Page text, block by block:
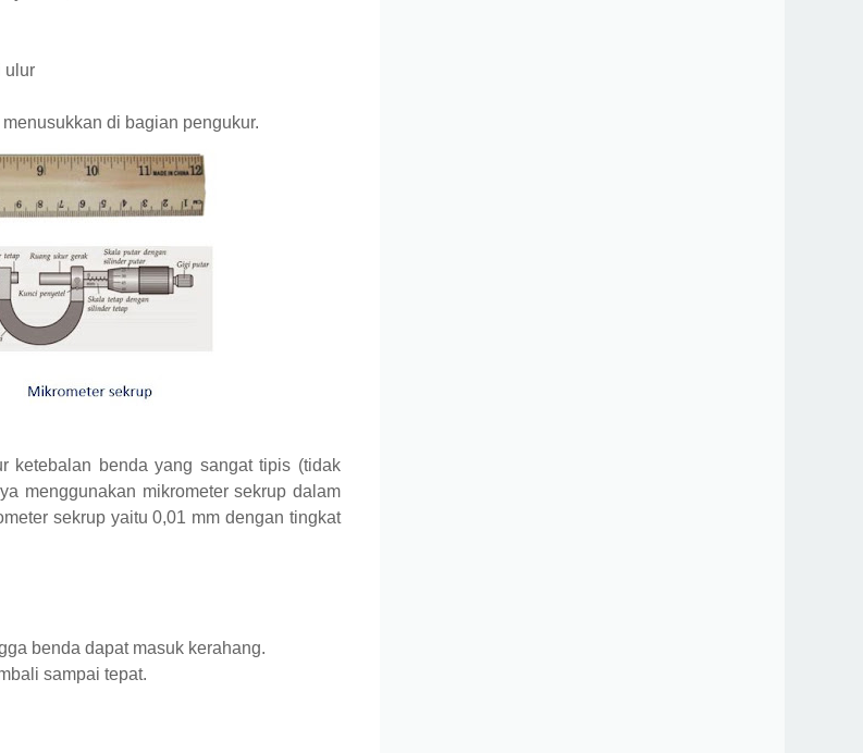
ulur
di bagian pengukur.
ketebalan benda yang sangat tipis (tidak
menggunakan mikrometer sekrup dalam
sekrup yaitu 0,01 mm dengan tingkat
benda dapat masuk kerahang.
sampai tepat.